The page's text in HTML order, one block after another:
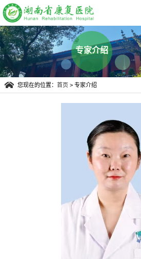
专家介绍
您现在的位置： 首页> 专家介绍